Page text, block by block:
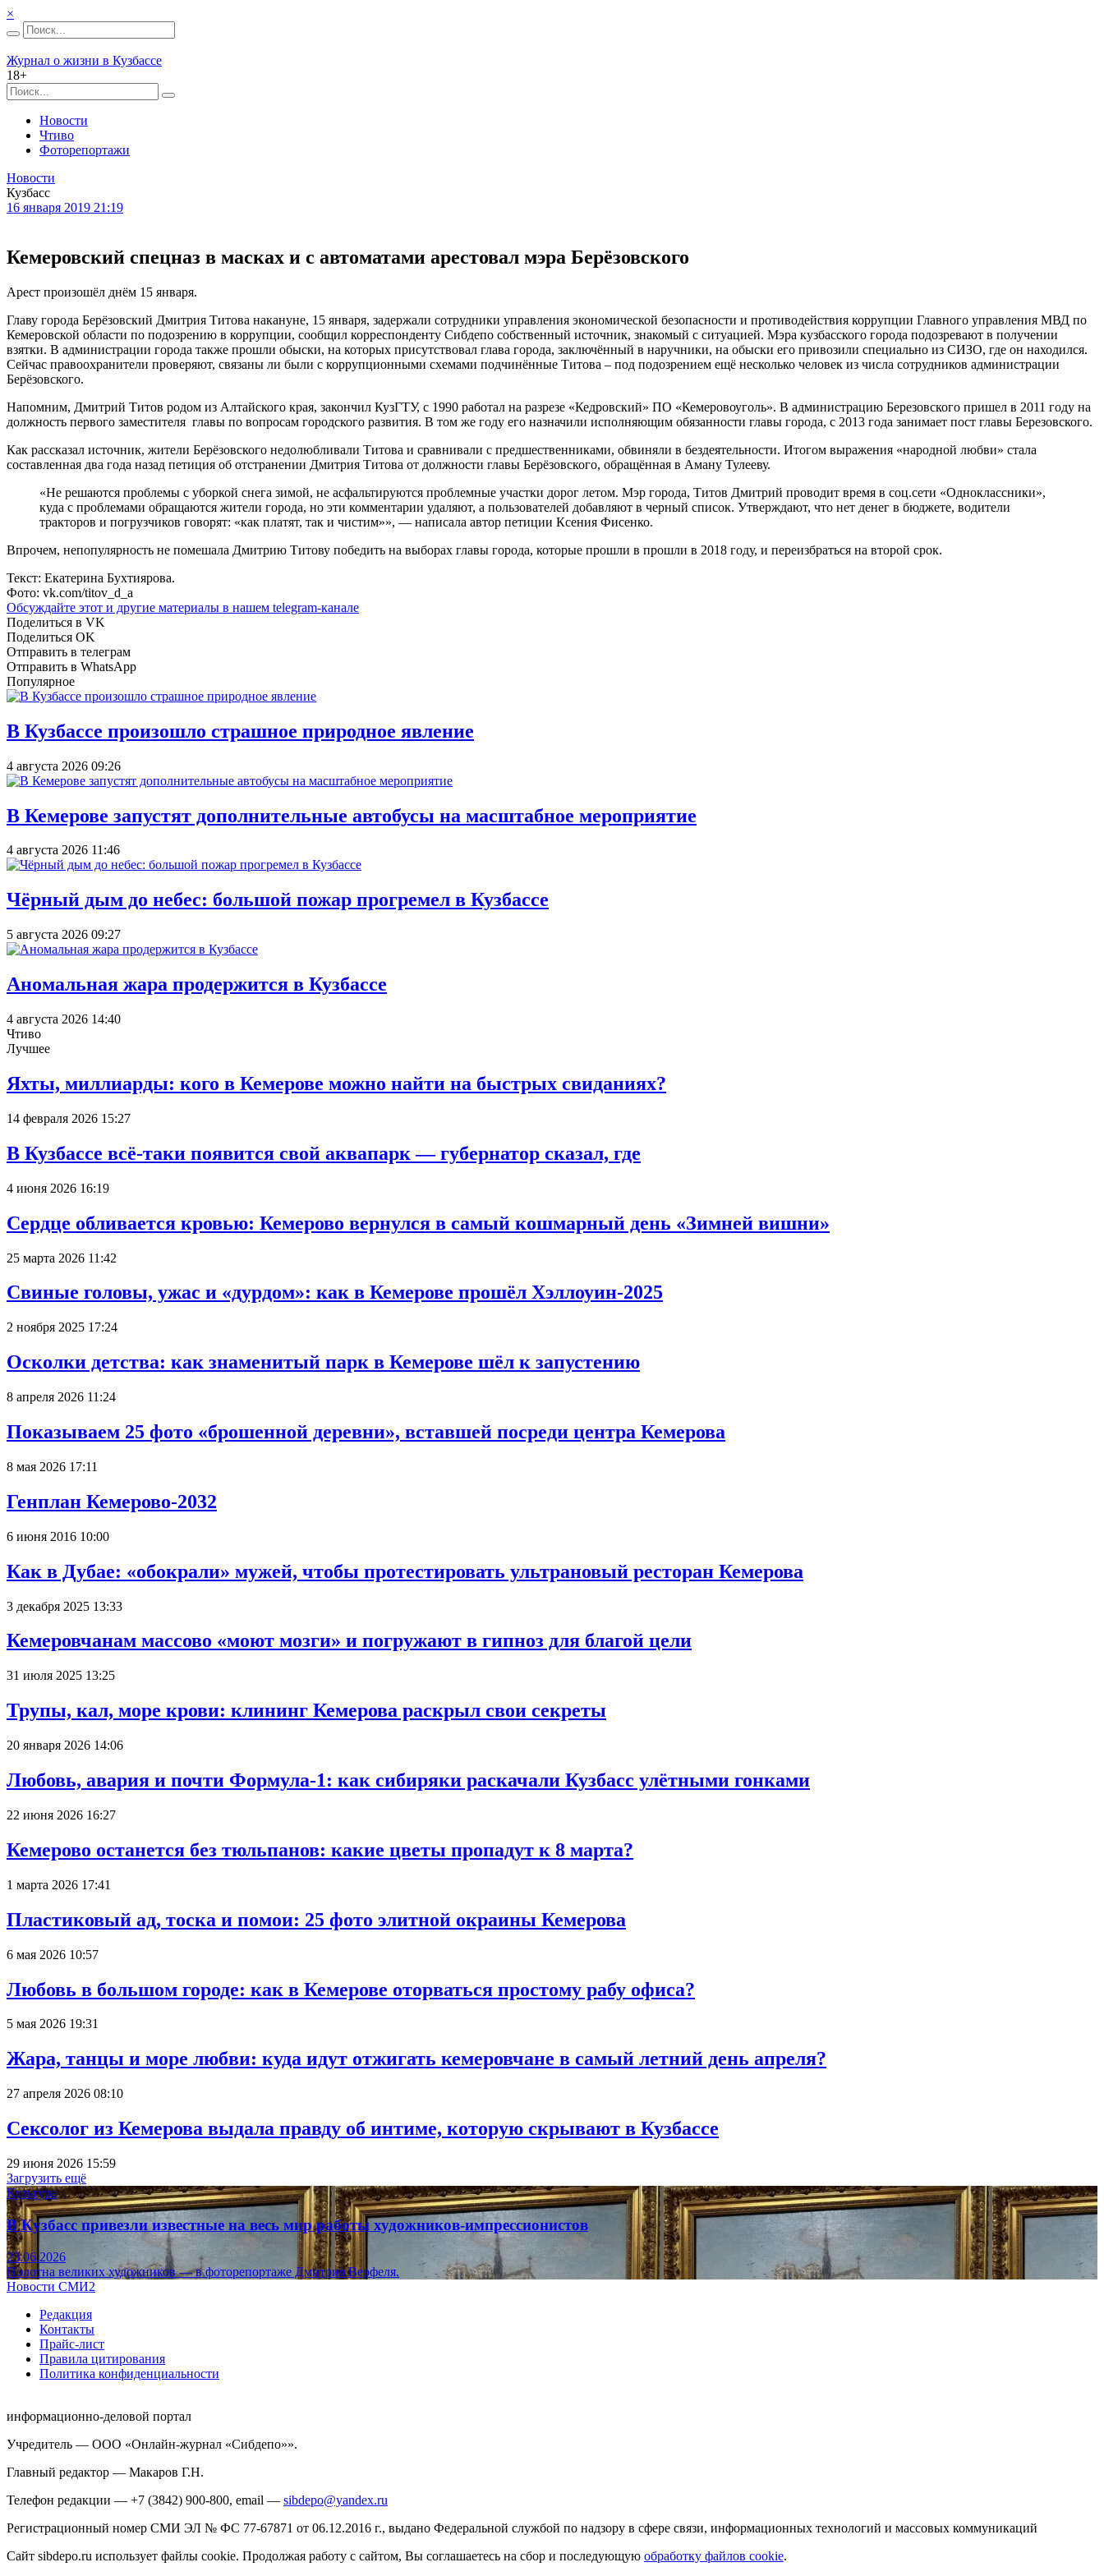
×
Журнал о жизни в Кузбассе
18+
Новости
Чтиво
Фоторепортажи
Новости
Кузбасс
16 января 2019 21:19
Кемеровский спецназ в масках и с автоматами арестовал мэра Берёзовского
Арест произошёл днём 15 января.
Главу города Берёзовский Дмитрия Титова накануне, 15 января, задержали сотрудники управления экономической безопасности и противодействия коррупции Главного управления МВД по
Кемеровской области по подозрению в коррупции, сообщил корреспонденту Сибдепо собственный источник, знакомый с ситуацией. Мэра кузбасского города подозревают в получении
взятки. В администрации города также прошли обыски, на которых присутствовал глава города, заключённый в наручники, на обыски его привозили специально из СИЗО, где он находился.
Сейчас правоохранители проверяют, связаны ли были с коррупционными схемами подчинённые Титова – под подозрением ещё несколько человек из числа сотрудников администрации
Берёзовского.
Напомним, Дмитрий Титов родом из Алтайского края, закончил КузГТУ, с 1990 работал на разрезе «Кедровский» ПО «Кемеровоуголь». В администрацию Березовского пришел в 2011 году на
должность первого заместителя главы по вопросам городского развития. В том же году его назначили исполняющим обязанности главы города, с 2013 года занимает пост главы Березовского.
Как рассказал источник, жители Берёзовского недолюбливали Титова и сравнивали с предшественниками, обвиняли в бездеятельности. Итогом выражения «народной любви» стала
составленная два года назад петиция об отстранении Дмитрия Титова от должности главы Берёзовского, обращённая в Аману Тулееву.
«Не решаются проблемы с уборкой снега зимой, не асфальтируются проблемные участки дорог летом. Мэр города, Титов Дмитрий проводит время в соц.сети «Одноклассники»,
куда с проблемами обращаются жители города, но эти комментарии удаляют, а пользователей добавляют в черный список. Утверждают, что нет денег в бюджете, водители
тракторов и погрузчиков говорят: «как платят, так и чистим»», — написала автор петиции Ксения Фисенко.
Впрочем, непопулярность не помешала Дмитрию Титову победить на выборах главы города, которые прошли в прошли в 2018 году, и переизбраться на второй срок.
Текст: Екатерина Бухтиярова.
Фото: vk.com/titov_d_a
Обсуждайте этот и другие материалы в нашем telegram-канале
Поделиться в VK
Поделиться OK
Отправить в телеграм
Отправить в WhatsApp
Популярное
В Кузбассе произошло страшное природное явление
4 августа 2026 09:26
В Кемерове запустят дополнительные автобусы на масштабное мероприятие
4 августа 2026 11:46
Чёрный дым до небес: большой пожар прогремел в Кузбассе
5 августа 2026 09:27
Аномальная жара продержится в Кузбассе
4 августа 2026 14:40
Чтиво
Лучшее
Яхты, миллиарды: кого в Кемерове можно найти на быстрых свиданиях?
14 февраля 2026 15:27
В Кузбассе всё-таки появится свой аквапарк — губернатор сказал, где
4 июня 2026 16:19
Сердце обливается кровью: Кемерово вернулся в самый кошмарный день «Зимней вишни»
25 марта 2026 11:42
Свиные головы, ужас и «дурдом»: как в Кемерове прошёл Хэллоуин-2025
2 ноября 2025 17:24
Осколки детства: как знаменитый парк в Кемерове шёл к запустению
8 апреля 2026 11:24
Показываем 25 фото «брошенной деревни», вставшей посреди центра Кемерова
8 мая 2026 17:11
Генплан Кемерово-2032
6 июня 2016 10:00
Как в Дубае: «обокрали» мужей, чтобы протестировать ультрановый ресторан Кемерова
3 декабря 2025 13:33
Кемеровчанам массово «моют мозги» и погружают в гипноз для благой цели
31 июля 2025 13:25
Трупы, кал, море крови: клининг Кемерова раскрыл свои секреты
20 января 2026 14:06
Любовь, авария и почти Формула-1: как сибиряки раскачали Кузбасс улётными гонками
22 июня 2026 16:27
Кемерово останется без тюльпанов: какие цветы пропадут к 8 марта?
1 марта 2026 17:41
Пластиковый ад, тоска и помои: 25 фото элитной окраины Кемерова
6 мая 2026 10:57
Любовь в большом городе: как в Кемерове оторваться простому рабу офиса?
5 мая 2026 19:31
Жара, танцы и море любви: куда идут отжигать кемеровчане в самый летний день апреля?
27 апреля 2026 08:10
Сексолог из Кемерова выдала правду об интиме, которую скрывают в Кузбассе
29 июня 2026 15:59
Загрузить ещё
Культура
В Кузбасс привезли известные на весь мир работы художников-импрессионистов
23.06.2026
Полотна великих художников — в фоторепортаже Дмитрия Верфеля.
Новости СМИ2
Редакция
Контакты
Прайс-лист
Правила цитирования
Политика конфиденциальности
информационно-деловой портал
Учредитель — ООО «Онлайн-журнал «Сибдепо»».
Главный редактор — Макаров Г.Н.
Телефон редакции — +7 (3842) 900-800, email — sibdepo@yandex.ru
Регистрационный номер СМИ ЭЛ № ФС 77-67871 от 06.12.2016 г., выдано Федеральной службой по надзору в сфере связи, информационных технологий и массовых коммуникаций
Сайт sibdepo.ru использует файлы cookie. Продолжая работу с сайтом, Вы соглашаетесь на сбор и последующую обработку файлов cookie.